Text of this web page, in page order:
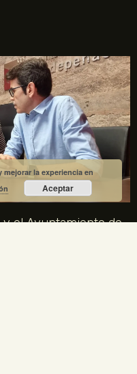
y el Ayuntamiento de
la experiencia en
Aceptar